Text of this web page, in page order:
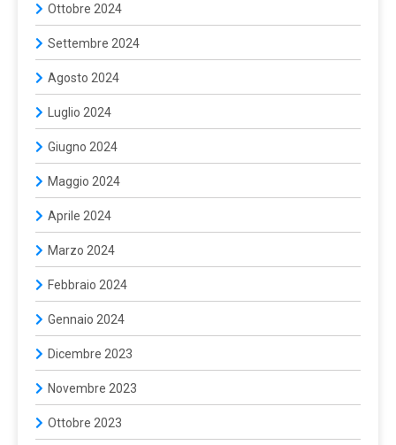
Ottobre 2024
Settembre 2024
Agosto 2024
Luglio 2024
Giugno 2024
Maggio 2024
Aprile 2024
Marzo 2024
Febbraio 2024
Gennaio 2024
Dicembre 2023
Novembre 2023
Ottobre 2023